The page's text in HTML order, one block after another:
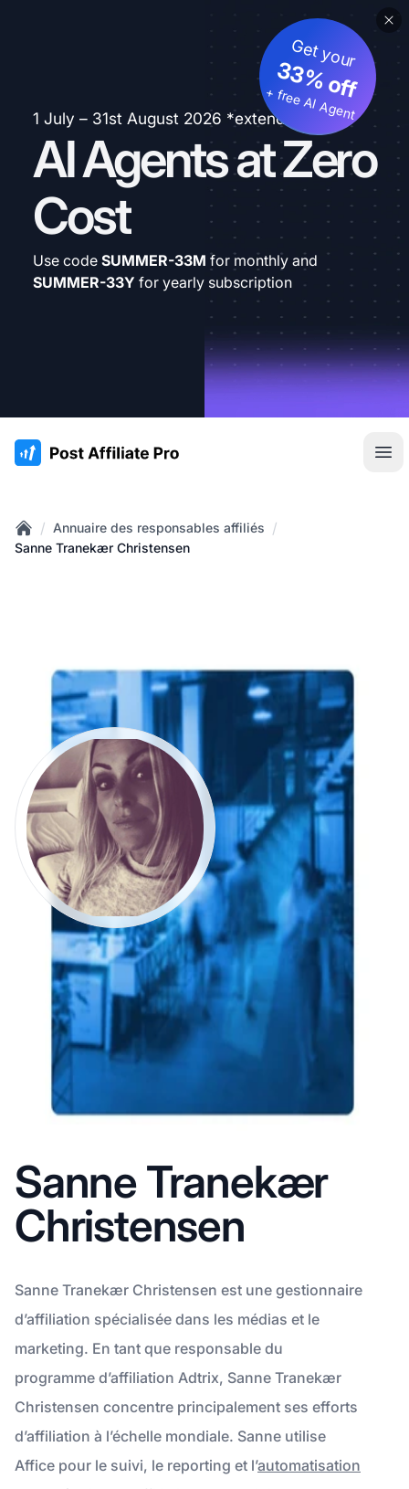
1 July – 31st August 2026 *extended
AI Agents at Zero
Cost
Get your
33% off
+ free AI Agent
Use code SUMMER-33M for monthly and
SUMMER-33Y for yearly subscription
:site.title
Home
/ Annuaire des responsables affiliés /
Sanne Tranekær Christensen
Sanne Tranekær
Christensen
Sanne Tranekær Christensen est une gestionnaire
d’affiliation spécialisée dans les médias et le
marketing. En tant que responsable du
programme d’affiliation Adtrix, Sanne Tranekær
Christensen concentre principalement ses efforts
d’affiliation à l’échelle mondiale. Sanne utilise
Affice pour le suivi, le reporting et l’automatisation